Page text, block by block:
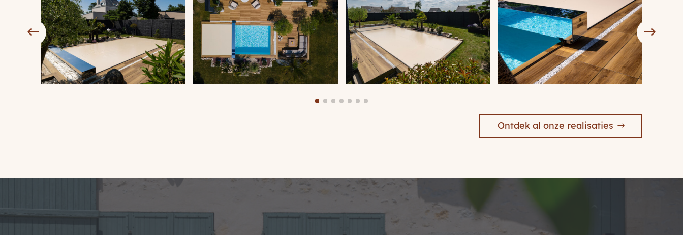
Ontdek al onze realisaties